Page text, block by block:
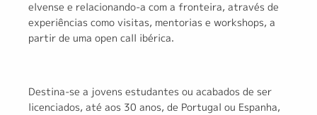
elvense e relacionando-a com a fronteira, através de
experiências como visitas, mentorias e workshops, a
partir de uma open call ibérica.
Destina-se a jovens estudantes ou acabados de ser
licenciados, até aos 30 anos, de Portugal ou Espanha,